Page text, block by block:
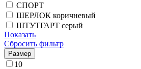
СПОРТ
ШЕРЛОК коричневый
ШТУТГАРТ серый
Показать
Сбросить фильтр
Размер
10